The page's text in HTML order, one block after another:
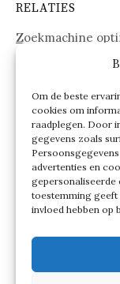
Om de beste
cookies om
raadplegen. Door
gegevens zoals
advertenties en
gepersonaliseerde
toestemming geeft
invloed hebben op
RELATIES
Zoekmachine